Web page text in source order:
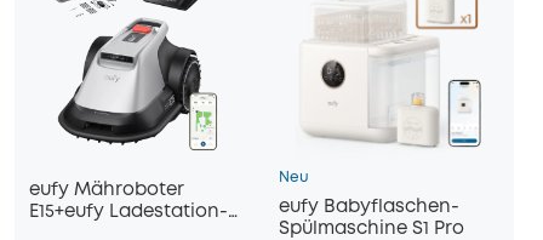
eufy Mähroboter
E15+eufy Ladestation-
Neu
eufy Babyflaschen-
Spülmaschine S1 Pro